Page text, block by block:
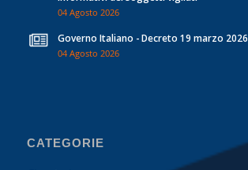
04 Agosto 2026
Governo Italiano - Decreto 19 marzo 2026
04 Agosto 2026
CATEGORIE